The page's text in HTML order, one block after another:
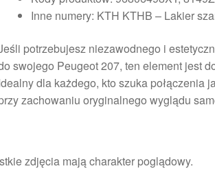
Inne numery: KTH KTHB – Lakier
potrzebujesz niezawodnego i
swojego Peugeot 207, ten element jest
dla każdego, kto szuka połączenia
zachowaniu oryginalnego wyglądu
zdjęcia mają charakter poglądowy.